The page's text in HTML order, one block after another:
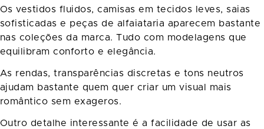
Os vestidos fluidos, camisas em tecidos leves, saias
sofisticadas e peças de alfaiataria aparecem bastante
nas coleções da marca. Tudo com modelagens que
equilibram conforto e elegância.
As rendas, transparências discretas e tons neutros
ajudam bastante quem quer criar um visual mais
romântico sem exageros.
Outro detalhe interessante é a facilidade de usar as